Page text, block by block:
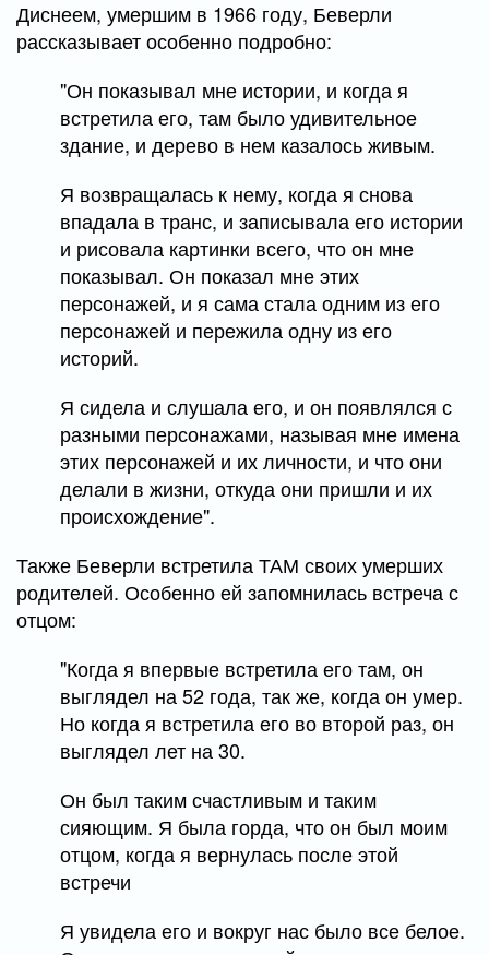
Диснеем, умершим в 1966 году, Беверли
рассказывает особенно подробно:
"Он показывал мне истории, и когда я
встретила его, там было удивительное
здание, и дерево в нем казалось живым.
Я возвращалась к нему, когда я снова
впадала в транс, и записывала его истории
и рисовала картинки всего, что он мне
показывал. Он показал мне этих
персонажей, и я сама стала одним из его
персонажей и пережила одну из его
историй.
Я сидела и слушала его, и он появлялся с
разными персонажами, называя мне имена
этих персонажей и их личности, и что они
делали в жизни, откуда они пришли и их
происхождение".
Также Беверли встретила ТАМ своих умерших
родителей. Особенно ей запомнилась встреча с
отцом:
"Когда я впервые встретила его там, он
выглядел на 52 года, так же, когда он умер.
Но когда я встретила его во второй раз, он
выглядел лет на 30.
Он был таким счастливым и таким
сияющим. Я была горда, что он был моим
отцом, когда я вернулась после этой
встречи
Я увидела его и вокруг нас было все белое.